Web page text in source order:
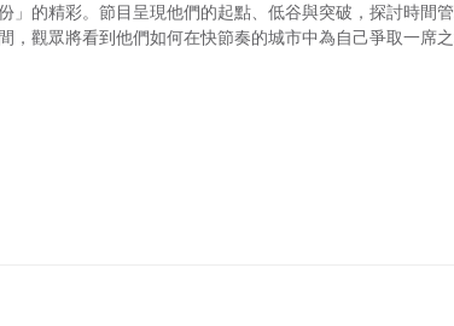
」的精彩。節目呈現他們的起點、低谷與突破，探討時間
觀眾將看到他們如何在快節奏的城市中為自己爭取一席之